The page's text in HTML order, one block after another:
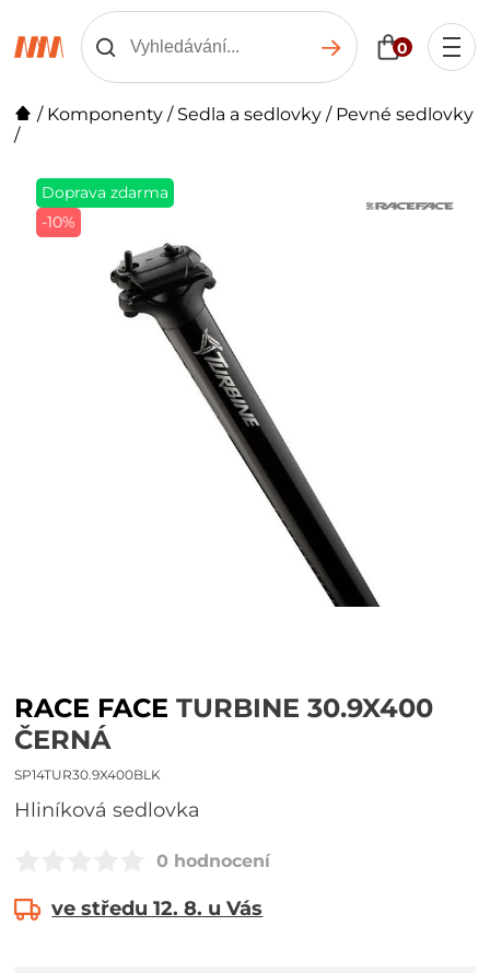
0
/ Komponenty / Sedla a sedlovky / Pevné sedlovky
/
Doprava zdarma
-10%
RACE FACE TURBINE 30.9X400
ČERNÁ
SP14TUR30.9X400BLK
Hliníková sedlovka
0 hodnocení
ve středu 12. 8. u Vás